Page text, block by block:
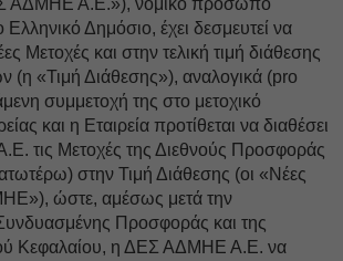
ΑΔΜΗΕ Α.Ε.»), νομικό πρόσωπο
Δημόσιο, έχει δεσμευτεί να
Μετοχές και στην τελική τιμή διάθεσης
«Τιμή Διάθεσης»), αναλογικά (pro
συμμετοχή της στο μετοχικό
και η Εταιρεία προτίθεται να διαθέσει
τις Μετοχές της Διεθνούς Προσφοράς
στην Τιμή Διάθεσης (οι «Νέες
ώστε, αμέσως μετά την
Προσφοράς και της
Κεφαλαίου, η ΔΕΣ ΑΔΜΗΕ Α.Ε. να